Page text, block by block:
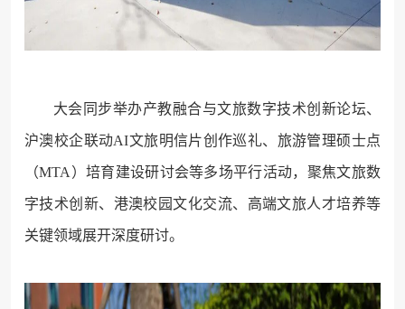
大会同步举办产教融合与文旅数字技术创新论坛、
沪澳校企联动AI文旅明信片创作巡礼、旅游管理硕士点
（MTA）培育建设研讨会等多场平行活动，聚焦文旅数
字技术创新、港澳校园文化交流、高端文旅人才培养等
关键领域展开深度研讨。